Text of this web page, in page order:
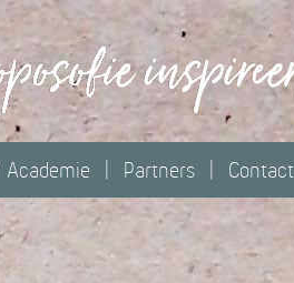
Academie Partners Contact